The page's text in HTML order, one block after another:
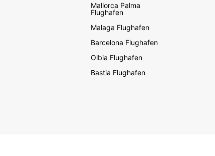
Mallorca Palma
Flughafen
Malaga Flughafen
Barcelona Flughafen
Olbia Flughafen
Bastia Flughafen